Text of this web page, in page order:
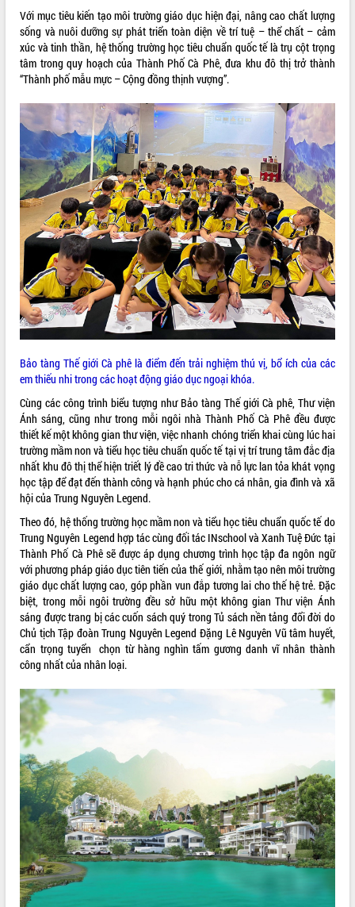
VIDEO
Loading the player...
Khám bệnh, cấp phát thuốc miễn phí
và tặng quà người dân xã Cư Pui
Hội nghị UBND tỉnh Đắk Lắk thường kỳ
tháng 7/2026
Lễ truy tặng danh hiệu “Bà Mẹ Việt
Nam Anh hùng” và trao Huân chương
Lao động
UBND tỉnh Đắk Lắk triển khai nhiệm
vụ 6 tháng cuối năm 2026
Kỳ họp thứ Hai, Hội đồng nhân dân
tỉnh khóa XI quyết nghị nhiều nội dung
quan trọng
Bí thư Tỉnh ủy Lương Nguyễn Minh
Triết thăm, tặng quà người có công với
cách mạng
Rà soát, hoàn thiện hệ thống thiết chế
văn hóa, thể thao đáp ứng yêu cầu
phát triển mới
Thường trực HĐND tỉnh Đắk Lắk gặp
mặt Đoàn chuyên gia y tế TP. Hồ Chí
Minh
Lễ truy điệu và an táng hài cốt liệt sĩ
tại Nghĩa trang Liệt sĩ xã Sơn Hòa
Bàn giải pháp tháo gỡ khó khăn trong
xuất khẩu sầu riêng và triển khai quy
định EUDR
Thứ trưởng Bộ Nông nghiệp và Môi
trường Nguyễn Hoàng Hiệp khảo sát
vùng trồng và doanh nghiệp đóng gói
sầu riêng tại Đắk Lắk
Trình diễn nghệ thuật chế biến các
món ăn từ sầu riêng
Đắk Lắk công bố Quy hoạch và xúc
tiến đầu tư tỉnh
Ngành cá ngừ Đắk Lắk chủ động thích
ứng để giữ vững thị trường xuất khẩu
Diễn đàn Kinh tế tư nhân Việt Nam đột
phá cơ chế - Hợp tác công tư
Đề án 06 tạo bước ngoặt đột phá trong
cải cách hành chính tỉnh Đắk Lắk
Kết nối tour, đẩy mạnh chuyển đổi số
để phát triển du lịch Đắk Lắk
Khởi động Dự án Đầu tư xây dựng hạ
tầng kỹ thuật Cụm công nghiệp Tân
Tiến
ALBUM ẢNH
LIÊN KẾT WEB
THỐNG KÊ TRUY CẬP
Hôm nay:
18542
Tất cả:
66031282
Với mục tiêu kiến tạo môi trường giáo dục hiện đại, nâng cao chất lượng
sống và nuôi dưỡng sự phát triển toàn diện về trí tuệ – thể chất – cảm
xúc và tinh thần, hệ thống trường học tiêu chuẩn quốc tế là trụ cột trọng
tâm trong quy hoạch của Thành Phố Cà Phê, đưa khu đô thị trở thành
“Thành phố mẫu mực – Cộng đồng thịnh vượng”.
Bảo tàng Thế giới Cà phê là điểm đến trải nghiệm thú vị, bổ ích của các
em thiếu nhi trong các hoạt động giáo dục ngoại khóa.
Cùng các công trình biểu tượng như Bảo tàng Thế giới Cà phê, Thư viện
Ánh sáng, cũng như trong mỗi ngôi nhà Thành Phố Cà Phê đều được
thiết kế một không gian thư viện, việc nhanh chóng triển khai cùng lúc hai
trường mầm non và tiểu học tiêu chuẩn quốc tế tại vị trí trung tâm đắc địa
nhất khu đô thị thể hiện triết lý đề cao tri thức và nỗ lực lan tỏa khát vọng
học tập để đạt đến thành công và hạnh phúc cho cá nhân, gia đình và xã
hội của Trung Nguyên Legend.
Theo đó, hệ thống trường học mầm non và tiểu học tiêu chuẩn quốc tế do
Trung Nguyên Legend hợp tác cùng đối tác INschool và Xanh Tuệ Đức tại
Thành Phố Cà Phê sẽ được áp dụng chương trình học tập đa ngôn ngữ
với phương pháp giáo dục tiên tiến của thế giới, nhằm tạo nên môi trường
giáo dục chất lượng cao, góp phần vun đắp tương lai cho thế hệ trẻ. Đặc
biệt, trong mỗi ngôi trường đều sở hữu một không gian Thư viện Ánh
sáng được trang bị các cuốn sách quý trong Tủ sách nền tảng đổi đời do
Chủ tịch Tập đoàn Trung Nguyên Legend Đặng Lê Nguyên Vũ tâm huyết,
cẩn trọng tuyển chọn từ hàng nghìn tấm gương danh vĩ nhân thành
công nhất của nhân loại.